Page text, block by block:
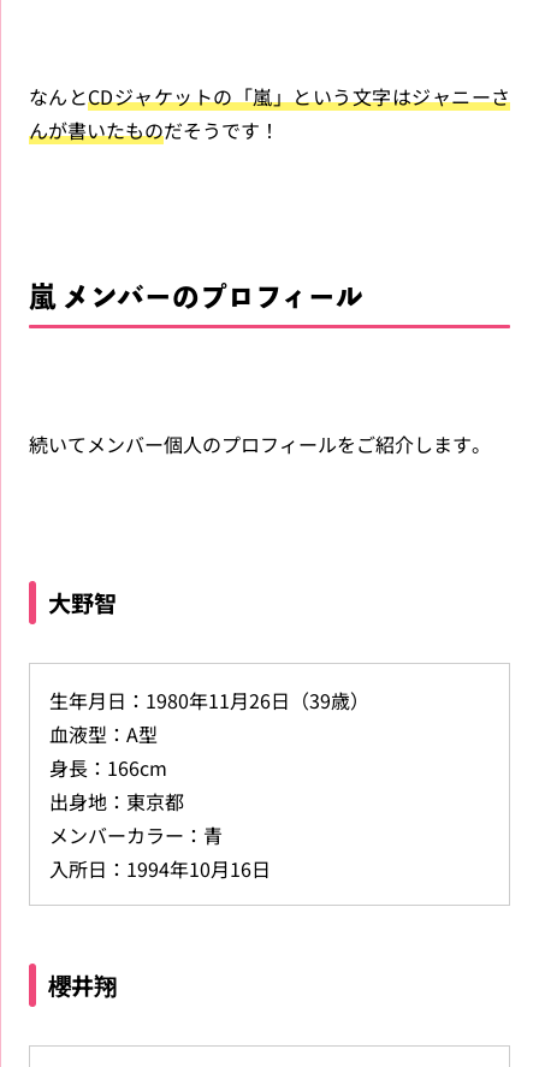
なんとCDジャケットの「嵐」という文字はジャニーさ
んが書いたものだそうです！
嵐 メンバーのプロフィール
続いてメンバー個人のプロフィールをご紹介します。
大野智
生年月日：1980年11月26日（39歳）
血液型：A型
身長：166cm
出身地：東京都
メンバーカラー：青
入所日：1994年10月16日
櫻井翔